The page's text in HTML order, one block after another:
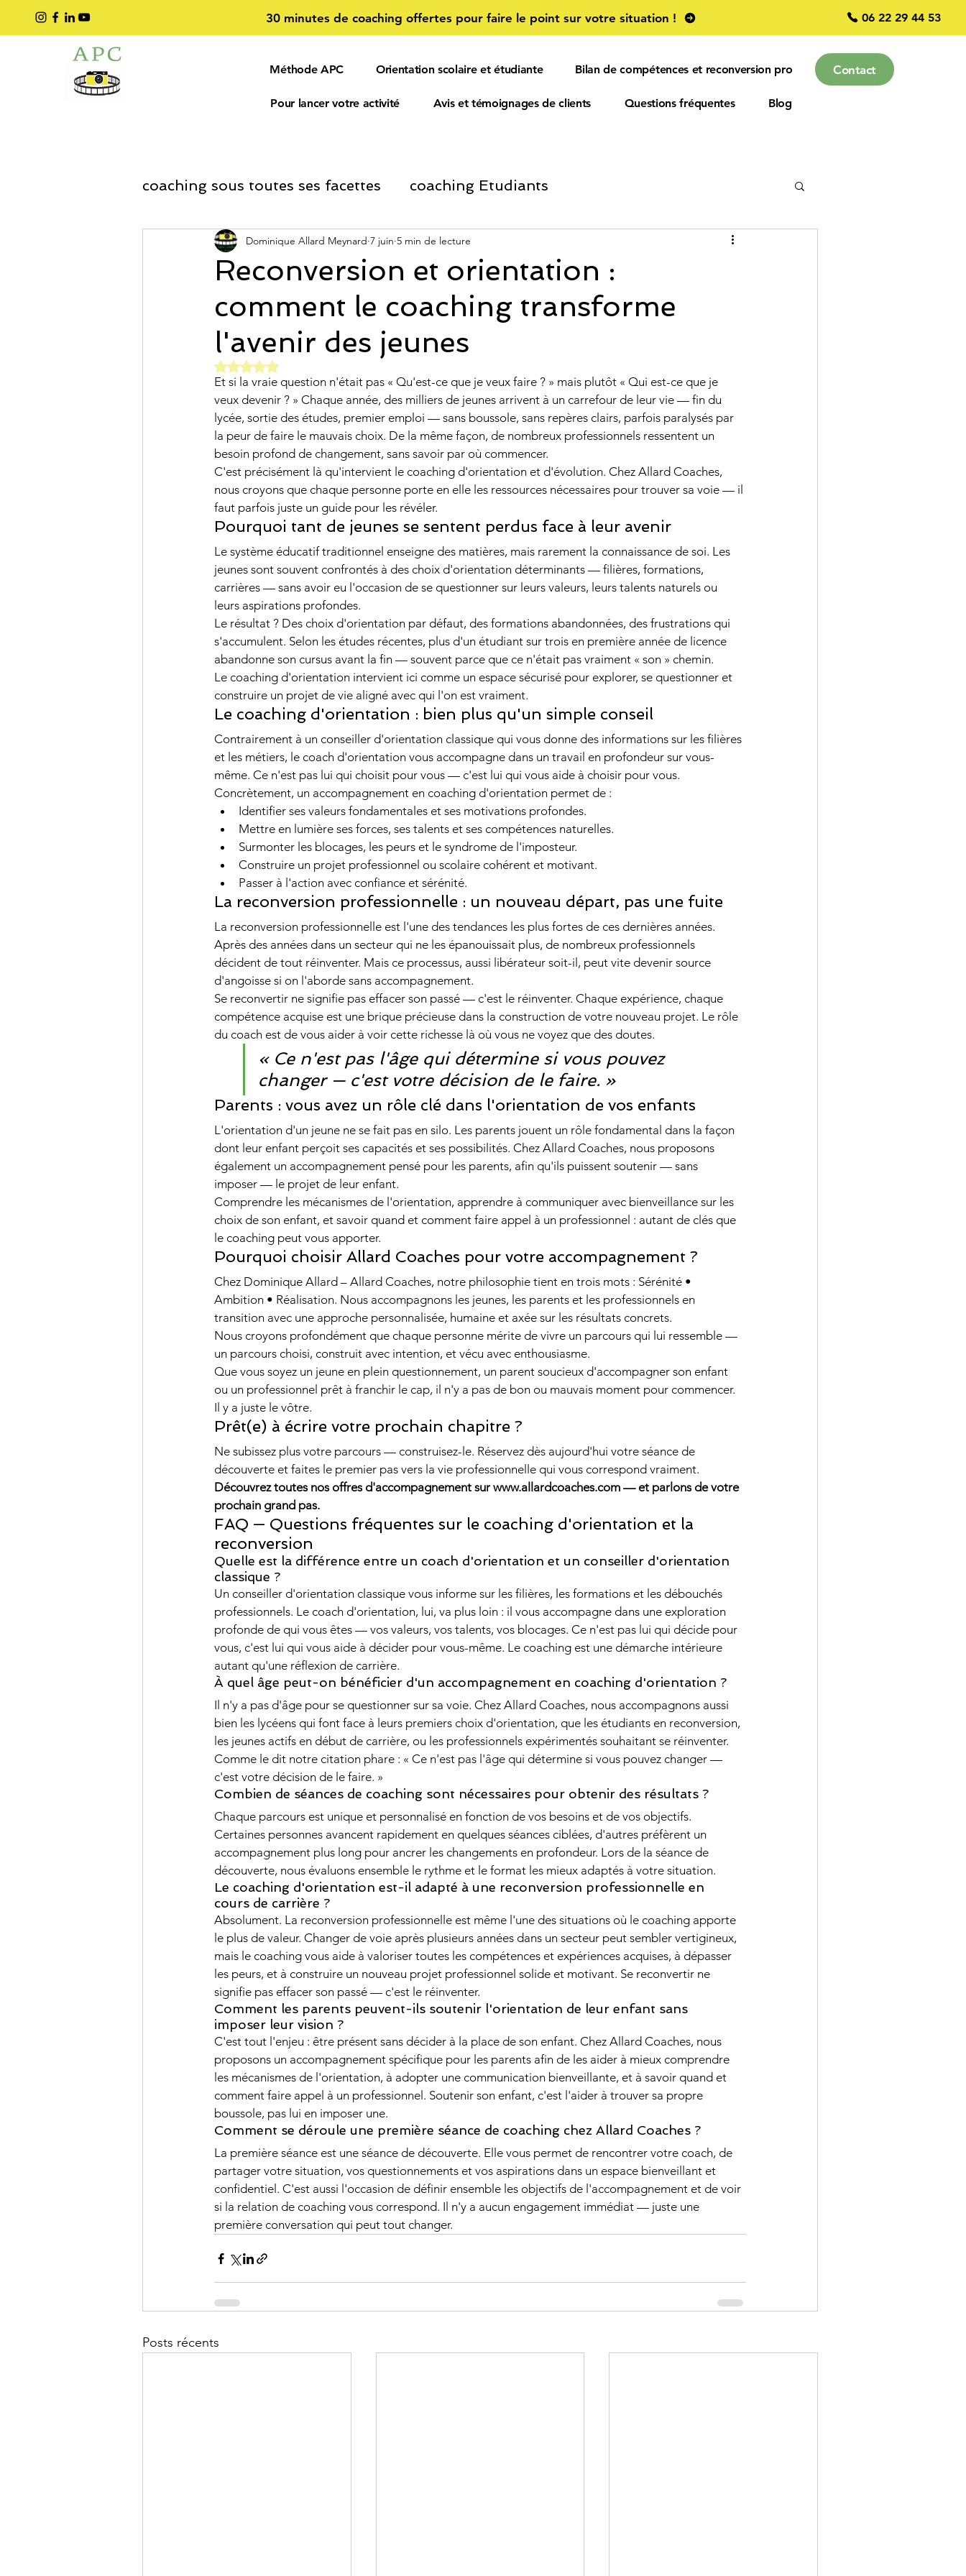
30 minutes de coaching offertes pour faire le point sur votre situation ! 06 22 29 44 53
Méthode APC Orientation scolaire et étudiante Bilan de compétences et reconversion pro
Pour lancer votre activité Avis et témoignages de clients Questions fréquentes Blog
Contact
coaching sous toutes ses facettes coaching Etudiants
Coaching Développement Personnel Informations Salariés et entreprise
coaching entreprise ORIENTATION SCOLAIRE confiance EMOTIONS
communication méthodes de révision
orientation professionnelle Évolution & Reconversion Profession oral du bac
parentalité PARCOURSUP
Reconversion et orientation :
comment le coaching transforme
l'avenir des jeunes
Dominique Allard Meynard 7 juin 5 min de lecture
Noté NaN étoiles sur 5.
Et si la vraie question n'était pas « Qu'est-ce que je veux faire ? » mais plutôt « Qui est-ce que je
veux devenir ? » Chaque année, des milliers de jeunes arrivent à un carrefour de leur vie — fin du
lycée, sortie des études, premier emploi — sans boussole, sans repères clairs, parfois paralysés par
la peur de faire le mauvais choix. De la même façon, de nombreux professionnels ressentent un
besoin profond de changement, sans savoir par où commencer.
C'est précisément là qu'intervient le coaching d'orientation et d'évolution. Chez Allard Coaches,
nous croyons que chaque personne porte en elle les ressources nécessaires pour trouver sa voie — il
faut parfois juste un guide pour les révéler.
Pourquoi tant de jeunes se sentent perdus face à leur avenir
Le système éducatif traditionnel enseigne des matières, mais rarement la connaissance de soi. Les
jeunes sont souvent confrontés à des choix d'orientation déterminants — filières, formations,
carrières — sans avoir eu l'occasion de se questionner sur leurs valeurs, leurs talents naturels ou
leurs aspirations profondes.
Le résultat ? Des choix d'orientation par défaut, des formations abandonnées, des frustrations qui
s'accumulent. Selon les études récentes, plus d'un étudiant sur trois en première année de licence
abandonne son cursus avant la fin — souvent parce que ce n'était pas vraiment « son » chemin.
Le coaching d'orientation intervient ici comme un espace sécurisé pour explorer, se questionner et
construire un projet de vie aligné avec qui l'on est vraiment.
Le coaching d'orientation : bien plus qu'un simple conseil
Contrairement à un conseiller d'orientation classique qui vous donne des informations sur les filières
et les métiers, le coach d'orientation vous accompagne dans un travail en profondeur sur vous-
même. Ce n'est pas lui qui choisit pour vous — c'est lui qui vous aide à choisir pour vous.
Concrètement, un accompagnement en coaching d'orientation permet de :
Identifier ses valeurs fondamentales et ses motivations profondes.
Mettre en lumière ses forces, ses talents et ses compétences naturelles.
Surmonter les blocages, les peurs et le syndrome de l'imposteur.
Construire un projet professionnel ou scolaire cohérent et motivant.
Passer à l'action avec confiance et sérénité.
La reconversion professionnelle : un nouveau départ, pas une fuite
La reconversion professionnelle est l'une des tendances les plus fortes de ces dernières années.
Après des années dans un secteur qui ne les épanouissait plus, de nombreux professionnels
décident de tout réinventer. Mais ce processus, aussi libérateur soit-il, peut vite devenir source
d'angoisse si on l'aborde sans accompagnement.
Se reconvertir ne signifie pas effacer son passé — c'est le réinventer. Chaque expérience, chaque
compétence acquise est une brique précieuse dans la construction de votre nouveau projet. Le rôle
du coach est de vous aider à voir cette richesse là où vous ne voyez que des doutes.
« Ce n'est pas l'âge qui détermine si vous pouvez
changer — c'est votre décision de le faire. »
Parents : vous avez un rôle clé dans l'orientation de vos enfants
L'orientation d'un jeune ne se fait pas en silo. Les parents jouent un rôle fondamental dans la façon
dont leur enfant perçoit ses capacités et ses possibilités. Chez Allard Coaches, nous proposons
également un accompagnement pensé pour les parents, afin qu'ils puissent soutenir — sans
imposer — le projet de leur enfant.
Comprendre les mécanismes de l'orientation, apprendre à communiquer avec bienveillance sur les
choix de son enfant, et savoir quand et comment faire appel à un professionnel : autant de clés que
le coaching peut vous apporter.
Pourquoi choisir Allard Coaches pour votre accompagnement ?
Chez Dominique Allard – Allard Coaches, notre philosophie tient en trois mots : Sérénité •
Ambition • Réalisation. Nous accompagnons les jeunes, les parents et les professionnels en
transition avec une approche personnalisée, humaine et axée sur les résultats concrets.
Nous croyons profondément que chaque personne mérite de vivre un parcours qui lui ressemble —
un parcours choisi, construit avec intention, et vécu avec enthousiasme.
Que vous soyez un jeune en plein questionnement, un parent soucieux d'accompagner son enfant
ou un professionnel prêt à franchir le cap, il n'y a pas de bon ou mauvais moment pour commencer.
Il y a juste le vôtre.
Prêt(e) à écrire votre prochain chapitre ?
Ne subissez plus votre parcours — construisez-le. Réservez dès aujourd'hui votre séance de
découverte et faites le premier pas vers la vie professionnelle qui vous correspond vraiment.
Découvrez toutes nos offres d'accompagnement sur www.allardcoaches.com — et parlons de votre
prochain grand pas.
FAQ — Questions fréquentes sur le coaching d'orientation et la
reconversion
Quelle est la différence entre un coach d'orientation et un conseiller d'orientation
classique ?
Un conseiller d'orientation classique vous informe sur les filières, les formations et les débouchés
professionnels. Le coach d'orientation, lui, va plus loin : il vous accompagne dans une exploration
profonde de qui vous êtes — vos valeurs, vos talents, vos blocages. Ce n'est pas lui qui décide pour
vous, c'est lui qui vous aide à décider pour vous-même. Le coaching est une démarche intérieure
autant qu'une réflexion de carrière.
À quel âge peut-on bénéficier d'un accompagnement en coaching d'orientation ?
Il n'y a pas d'âge pour se questionner sur sa voie. Chez Allard Coaches, nous accompagnons aussi
bien les lycéens qui font face à leurs premiers choix d'orientation, que les étudiants en reconversion,
les jeunes actifs en début de carrière, ou les professionnels expérimentés souhaitant se réinventer.
Comme le dit notre citation phare : « Ce n'est pas l'âge qui détermine si vous pouvez changer —
c'est votre décision de le faire. »
Combien de séances de coaching sont nécessaires pour obtenir des résultats ?
Chaque parcours est unique et personnalisé en fonction de vos besoins et de vos objectifs.
Certaines personnes avancent rapidement en quelques séances ciblées, d'autres préfèrent un
accompagnement plus long pour ancrer les changements en profondeur. Lors de la séance de
découverte, nous évaluons ensemble le rythme et le format les mieux adaptés à votre situation.
Le coaching d'orientation est-il adapté à une reconversion professionnelle en
cours de carrière ?
Absolument. La reconversion professionnelle est même l'une des situations où le coaching apporte
le plus de valeur. Changer de voie après plusieurs années dans un secteur peut sembler vertigineux,
mais le coaching vous aide à valoriser toutes les compétences et expériences acquises, à dépasser
les peurs, et à construire un nouveau projet professionnel solide et motivant. Se reconvertir ne
signifie pas effacer son passé — c'est le réinventer.
Comment les parents peuvent-ils soutenir l'orientation de leur enfant sans
imposer leur vision ?
C'est tout l'enjeu : être présent sans décider à la place de son enfant. Chez Allard Coaches, nous
proposons un accompagnement spécifique pour les parents afin de les aider à mieux comprendre
les mécanismes de l'orientation, à adopter une communication bienveillante, et à savoir quand et
comment faire appel à un professionnel. Soutenir son enfant, c'est l'aider à trouver sa propre
boussole, pas lui en imposer une.
Comment se déroule une première séance de coaching chez Allard Coaches ?
La première séance est une séance de découverte. Elle vous permet de rencontrer votre coach, de
partager votre situation, vos questionnements et vos aspirations dans un espace bienveillant et
confidentiel. C'est aussi l'occasion de définir ensemble les objectifs de l'accompagnement et de voir
si la relation de coaching vous correspond. Il n'y a aucun engagement immédiat — juste une
première conversation qui peut tout changer.
Posts récents